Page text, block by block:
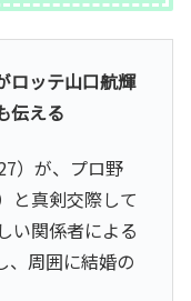
ロッテ山口航輝
伝える
）が、プロ野
と真剣交際して
い関係者による
、周囲に結婚の